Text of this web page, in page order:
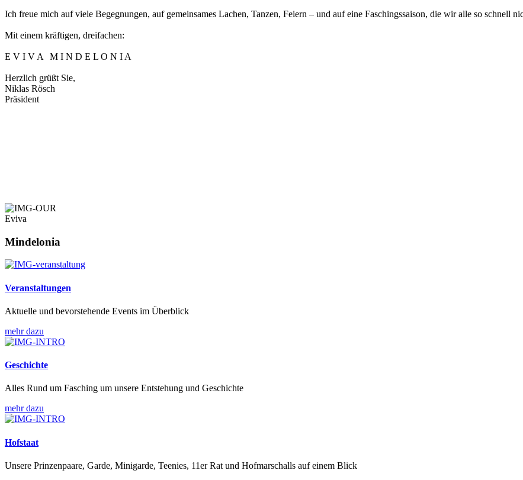
Ich freue mich auf viele Begegnungen, auf gemeinsames Lachen, Tanzen, Feiern – und auf eine Faschingssaison, die wir alle so schnell
Mit einem kräftigen, dreifachen:
E V I V A M I N D E L O N I A
Herzlich grüßt Sie,
Niklas Rösch
Präsident
Eviva
Mindelonia
Veranstaltungen
Aktuelle und bevorstehende Events im Überblick
mehr dazu
Geschichte
Alles Rund um Fasching um unsere Entstehung und Geschichte
mehr dazu
Hofstaat
Unsere Prinzenpaare, Garde, Minigarde, Teenies, 11er Rat und Hofmarschalls auf einem Blick